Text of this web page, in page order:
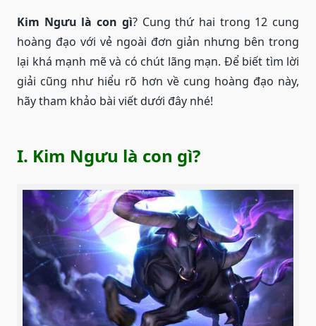
Kim Ngưu là con gì? Cung thứ hai trong 12 cung
hoàng đạo với vẻ ngoài đơn giản nhưng bên trong
lại khá mạnh mẽ và có chút lãng mạn. Để biết tìm lời
giải cũng như hiểu rõ hơn về cung hoàng đạo này,
hãy tham khảo bài viết dưới đây nhé!
I. Kim Ngưu là con gì?